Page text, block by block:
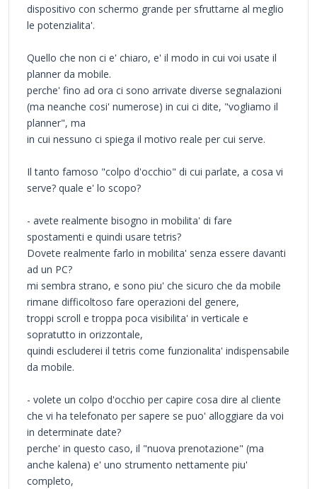
dispositivo con schermo grande per sfruttarne al meglio
le potenzialita'.
Quello che non ci e' chiaro, e' il modo in cui voi usate il
planner da mobile.
perche' fino ad ora ci sono arrivate diverse segnalazioni
(ma neanche cosi' numerose) in cui ci dite, "vogliamo il
planner", ma
in cui nessuno ci spiega il motivo reale per cui serve.
Il tanto famoso "colpo d'occhio" di cui parlate, a cosa vi
serve? quale e' lo scopo?
- avete realmente bisogno in mobilita' di fare
spostamenti e quindi usare tetris?
Dovete realmente farlo in mobilita' senza essere davanti
ad un PC?
mi sembra strano, e sono piu' che sicuro che da mobile
rimane difficoltoso fare operazioni del genere,
troppi scroll e troppa poca visibilita' in verticale e
sopratutto in orizzontale,
quindi escluderei il tetris come funzionalita' indispensabile
da mobile.
- volete un colpo d'occhio per capire cosa dire al cliente
che vi ha telefonato per sapere se puo' alloggiare da voi
in determinate date?
perche' in questo caso, il "nuova prenotazione" (ma
anche kalena) e' uno strumento nettamente piu'
completo,